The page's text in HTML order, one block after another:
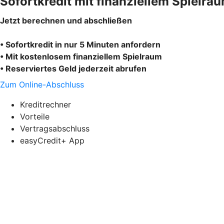
Jetzt berechnen und abschließen
• Sofortkredit in nur 5 Minuten anfordern
• Mit kostenlosem finanziellem Spielraum
• Reserviertes Geld jederzeit abrufen
Zum Online-Abschluss
Kreditrechner
Vorteile
Vertragsabschluss
easyCredit+ App